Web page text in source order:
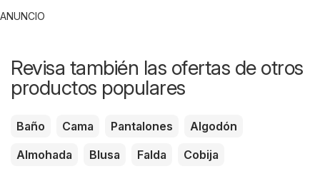
ANUNCIO
Revisa también las ofertas de otros
productos populares
Baño Cama Pantalones
Algodón
Almohada
Blusa Falda Cobija